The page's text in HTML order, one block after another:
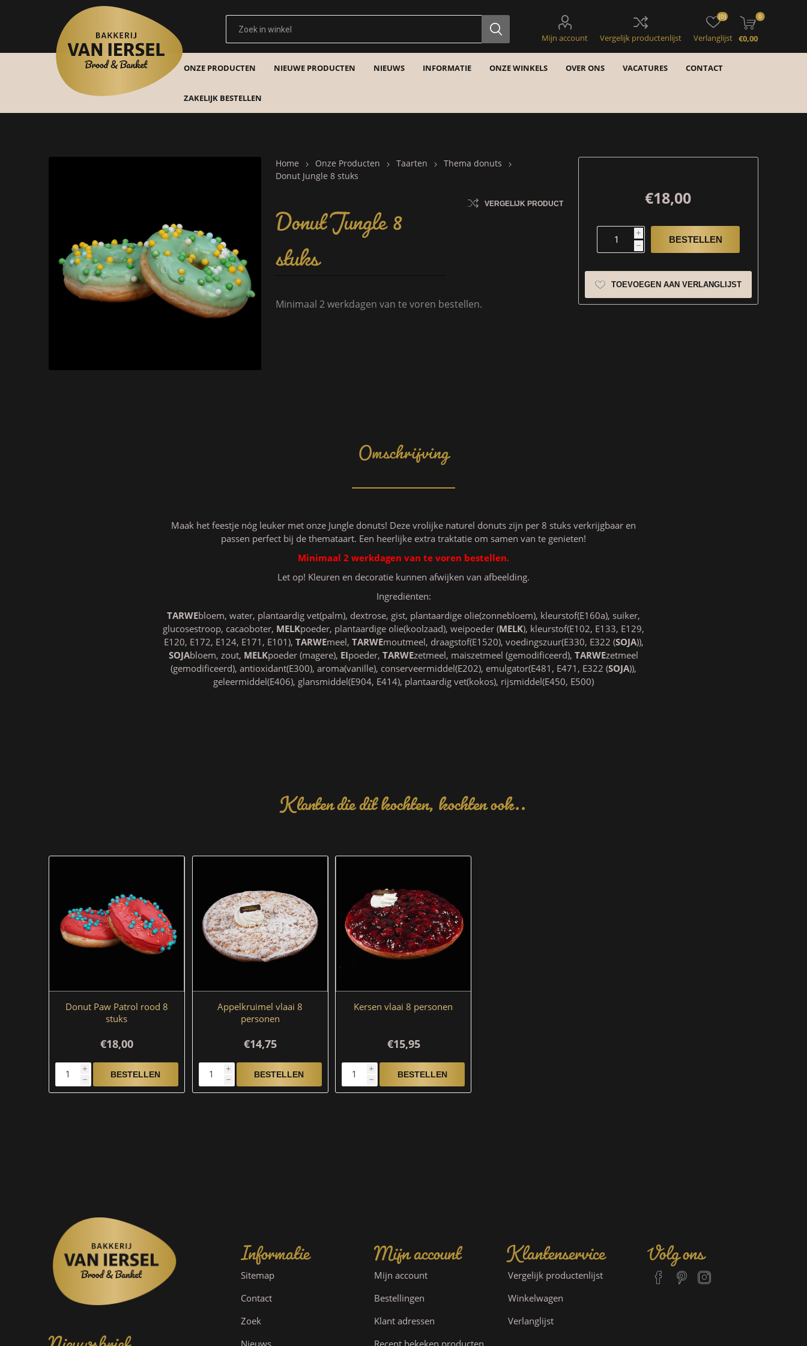
Mijn account Vergelijk productenlijst Verlanglijst
(0) 0
€0,00
ONZE PRODUCTEN NIEUWE PRODUCTEN NIEUWS INFORMATIE ONZE WINKELS OVER ONS VACATURES CONTACT
ZAKELIJK BESTELLEN
Home Onze Producten Taarten
Thema donuts
Donut Jungle 8 stuks
Donut Jungle 8
stuks
VERGELIJK PRODUCT
Minimaal 2 werkdagen van te voren bestellen.
€18,00
i
h
TOEVOEGEN AAN VERLANGLIJST
Omschrijving
Maak het feestje nóg leuker met onze Jungle donuts! Deze vrolijke naturel donuts zijn per 8 stuks verkrijgbaar en
passen perfect bij de themataart. Een heerlijke extra traktatie om samen van te genieten!
Minimaal 2 werkdagen van te voren bestellen.
Let op! Kleuren en decoratie kunnen afwijken van afbeelding.
Ingrediënten:
TARWEbloem, water, plantaardig vet(palm), dextrose, gist, plantaardige olie(zonnebloem), kleurstof(E160a), suiker,
glucosestroop, cacaoboter, MELKpoeder, plantaardige olie(koolzaad), weipoeder (MELK), kleurstof(E102, E133, E129,
E120, E172, E124, E171, E101), TARWEmeel, TARWEmoutmeel, draagstof(E1520), voedingszuur(E330, E322 (SOJA)),
SOJAbloem, zout, MELKpoeder (magere), EIpoeder, TARWEzetmeel, maiszetmeel (gemodificeerd), TARWEzetmeel
(gemodificeerd), antioxidant(E300), aroma(vanille), conserveermiddel(E202), emulgator(E481, E471, E322 (SOJA)),
geleermiddel(E406), glansmiddel(E904, E414), plantaardig vet(kokos), rijsmiddel(E450, E500)
Klanten die dit kochten, kochten ook..
Donut Paw Patrol rood 8
stuks
€18,00
i
h
Appelkruimel vlaai 8
personen
€14,75
i
h
Kersen vlaai 8 personen
€15,95
i
h
Informatie
Sitemap
Contact
Zoek
Nieuws
Mijn account
Mijn account
Bestellingen
Klant adressen
Recent bekeken producten
Klantenservice
Vergelijk productenlijst
Winkelwagen
Verlanglijst
Volg ons